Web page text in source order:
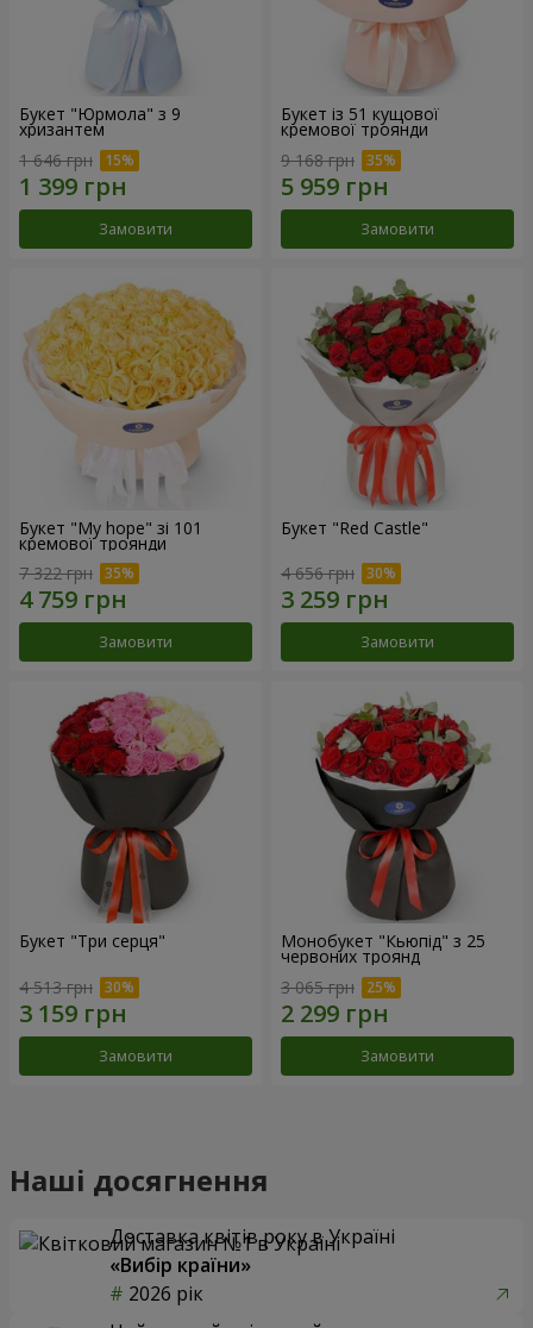
Букет "Юрмола" з 9
хризантем
1 646 грн
Замовити
Букет із 51 кущової
кремової троянди
9 168 грн
Замовити
Букет "My hope" зі 101
кремової троянди
7 322 грн
Замовити
Букет "Red Castle"
4 656 грн
Замовити
Букет "Три серця"
4 513 грн
Замовити
Монобукет "Кьюпід" з 25
червоних троянд
3 065 грн
Замовити
Наші досягнення
Доставка квітів року в Україні
«Вибір країни»
2026 рік